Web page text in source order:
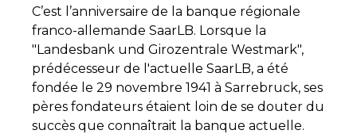
C’est l’anniversaire de la banque régionale
franco-allemande SaarLB. Lorsque la
"Landesbank und Girozentrale Westmark",
prédécesseur de l'actuelle SaarLB, a été
fondée le 29 novembre 1941 à Sarrebruck, ses
pères fondateurs étaient loin de se douter du
succès que connaîtrait la banque actuelle.